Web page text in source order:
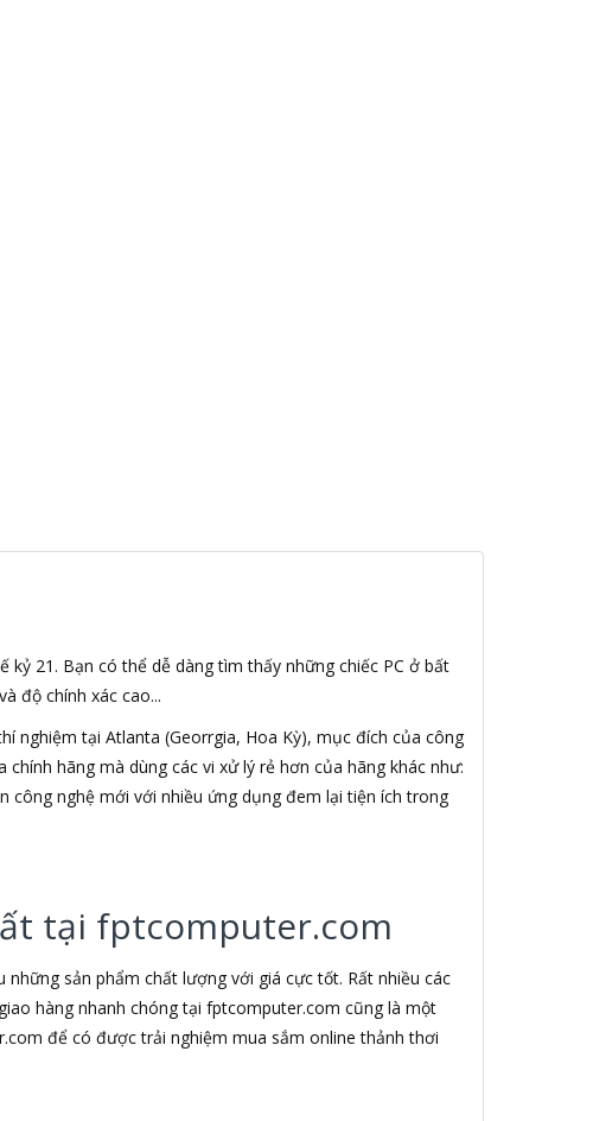
21. Bạn có thể dễ dàng tìm thấy những chiếc PC ở bất
độ chính xác cao...
nghiệm tại Atlanta (Georrgia, Hoa Kỳ), mục đích của công
hãng mà dùng các vi xử lý rẻ hơn của hãng khác như:
nghệ mới với nhiều ứng dụng đem lại tiện ích trong
tại fptcomputer.com
sản phẩm chất lượng với giá cực tốt. Rất nhiều các
hàng nhanh chóng tại fptcomputer.com cũng là một
để có được trải nghiệm mua sắm online thảnh thơi